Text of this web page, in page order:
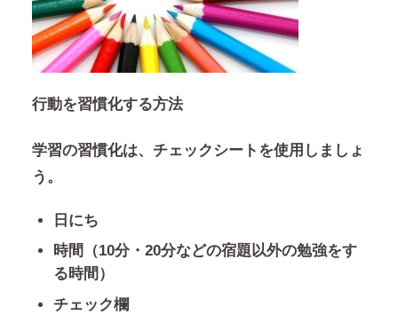
行動を習慣化する方法
学習の習慣化は、チェックシートを使用しましょ
う。
日にち
時間（10分・20分などの宿題以外の勉強をす
る時間）
チェック欄